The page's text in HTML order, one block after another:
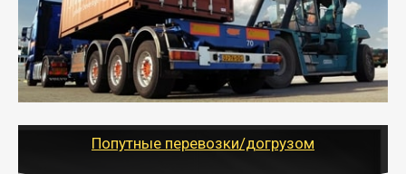
- Доставка фурой до 20 т возможна для больших
объемов грузов, упакованных в коробки, мешки,
паллеты и россыпью в самые отдаленные места
России с гарантией полной сохранности.
- Тайгер Логистик предоставляет услуги по
грузоперевозкам для физических и юридических лиц
Попутные перевозки/догрузом